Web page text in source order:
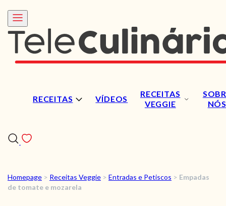
RECEITAS VÍDEOS
RECEITAS
VEGGIE
NÓS
RECEITAS
Homepage > Receitas Veggie > Entradas e Petiscos > Empadas
de tomate e mozarela